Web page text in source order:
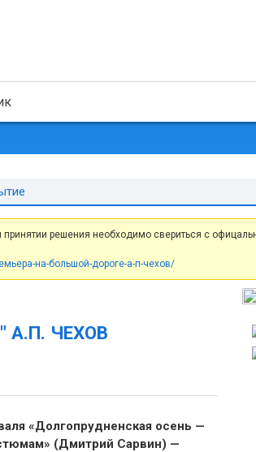
решения необходимо свериться с
на-большой-дороге-а-п-чехов/
А.П. ЧЕХОВ
«Долгопрудненская осень —
(Дмитрий Сарвин) —